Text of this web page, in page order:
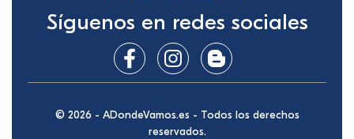
Síguenos en redes sociales
© 2026 - ADondeVamos.es - Todos los derechos
reservados.